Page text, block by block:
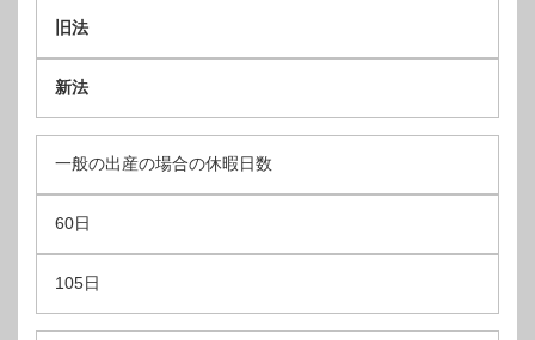
旧法
新法
一般の出産の場合の休暇日数
60日
105日